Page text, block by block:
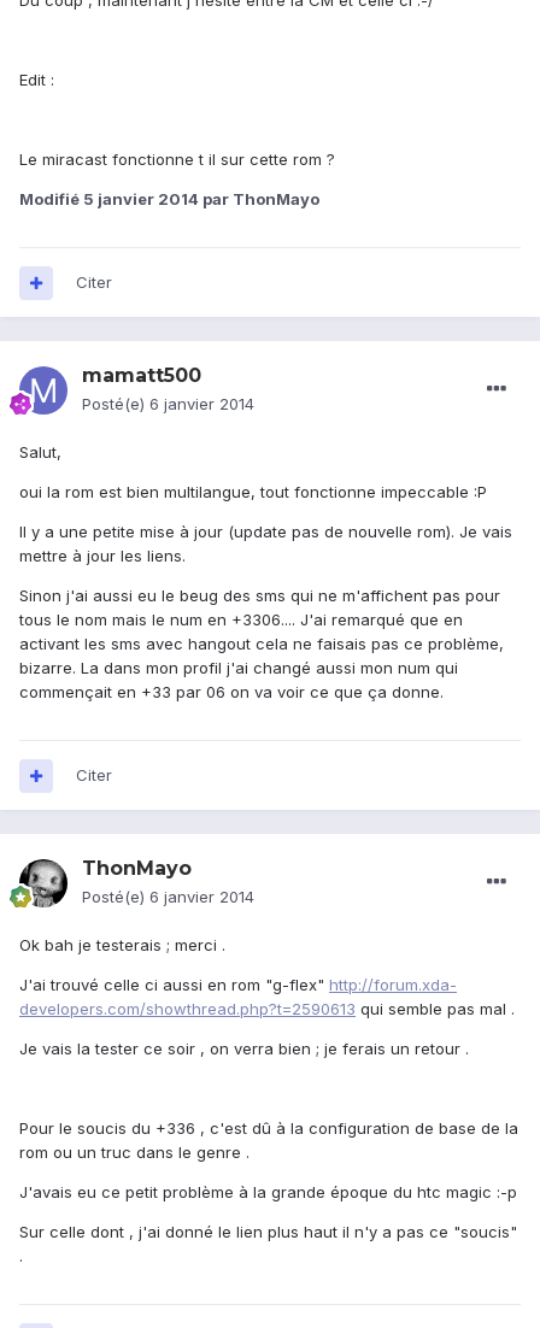
Edit :
Le miracast fonctionne t il sur cette rom ?
Modifié 5 janvier 2014 par ThonMayo
Citer
mamatt500
Posté(e) 6 janvier 2014
Salut,
oui la rom est bien multilangue, tout fonctionne impeccable :P
Il y a une petite mise à jour (update pas de nouvelle rom). Je vais
mettre à jour les liens.
Sinon j'ai aussi eu le beug des sms qui ne m'affichent pas pour
tous le nom mais le num en +3306.... J'ai remarqué que en
activant les sms avec hangout cela ne faisais pas ce problème,
bizarre. La dans mon profil j'ai changé aussi mon num qui
commençait en +33 par 06 on va voir ce que ça donne.
Citer
ThonMayo
Posté(e) 6 janvier 2014
Ok bah je testerais ; merci .
J'ai trouvé celle ci aussi en rom "g-flex" http://forum.xda-
developers.com/showthread.php?t=2590613 qui semble pas mal .
Je vais la tester ce soir , on verra bien ; je ferais un retour .
Pour le soucis du +336 , c'est dû à la configuration de base de la
rom ou un truc dans le genre .
J'avais eu ce petit problème à la grande époque du htc magic :-p
Sur celle dont , j'ai donné le lien plus haut il n'y a pas ce "soucis"
.